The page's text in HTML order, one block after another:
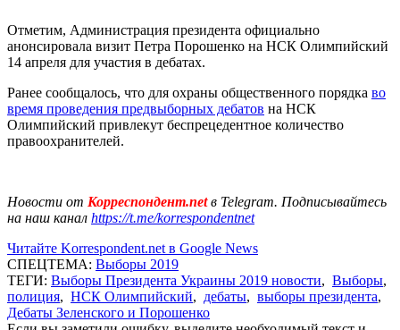
Отметим, Администрация президента официально
анонсировала визит Петра Порошенко на НСК Олимпийский
14 апреля для участия в дебатах.
Ранее сообщалось, что для охраны общественного порядка во
время проведения предвыборных дебатов на НСК
Олимпийский привлекут беспрецедентное количество
правоохранителей.
Новости от Корреспондент.netв Telegram. Подписывайтесь
на наш канал https://t.me/korrespondentnet
Читайте Korrespondent.net в Google News
СПЕЦТЕМА: Выборы 2019
ТЕГИ: Выборы Президента Украины 2019 новости, Выборы,
полиция, НСК Олимпийский, дебаты, выборы президента,
Дебаты Зеленского и Порошенко